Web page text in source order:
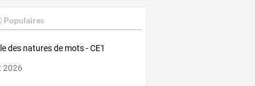
Populaires
des natures de mots - CE1
2026